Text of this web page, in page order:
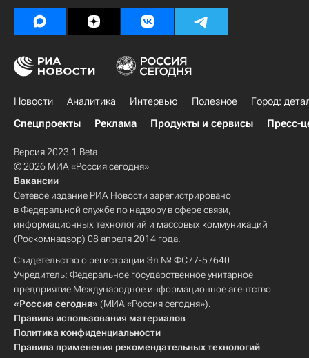
Новости Аналитика Интервью Полезное
Город:
Спецпроекты
Реклама Продукты и сервисы Пресс-
Версия 2023.1 Beta
© 2026 МИА «Россия сегодня»
Вакансии
Сетевое издание РИА Новости зарегистрировано
в Федеральной службе по надзору в сфере связи,
информационных технологий и массовых коммуникаций
(Роскомнадзор) 08 апреля 2014 года.
Свидетельство о регистрации Эл № ФС77-57640
Учредитель: Федеральное государственное унитарное
предприятие Международное информационное агентство
«Россия сегодня» (МИА «Россия сегодня»).
Правила использования материалов
Политика конфиденциальности
Правила применения рекомендательных технологий